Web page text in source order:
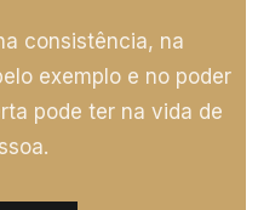
consistência, na
exemplo e no poder
pode ter na vida de